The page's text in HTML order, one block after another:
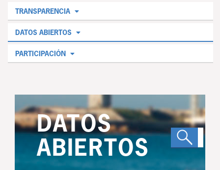
TRANSPARENCIA
DATOS ABIERTOS
PARTICIPACIÓN
DATOS
ABIERTOS